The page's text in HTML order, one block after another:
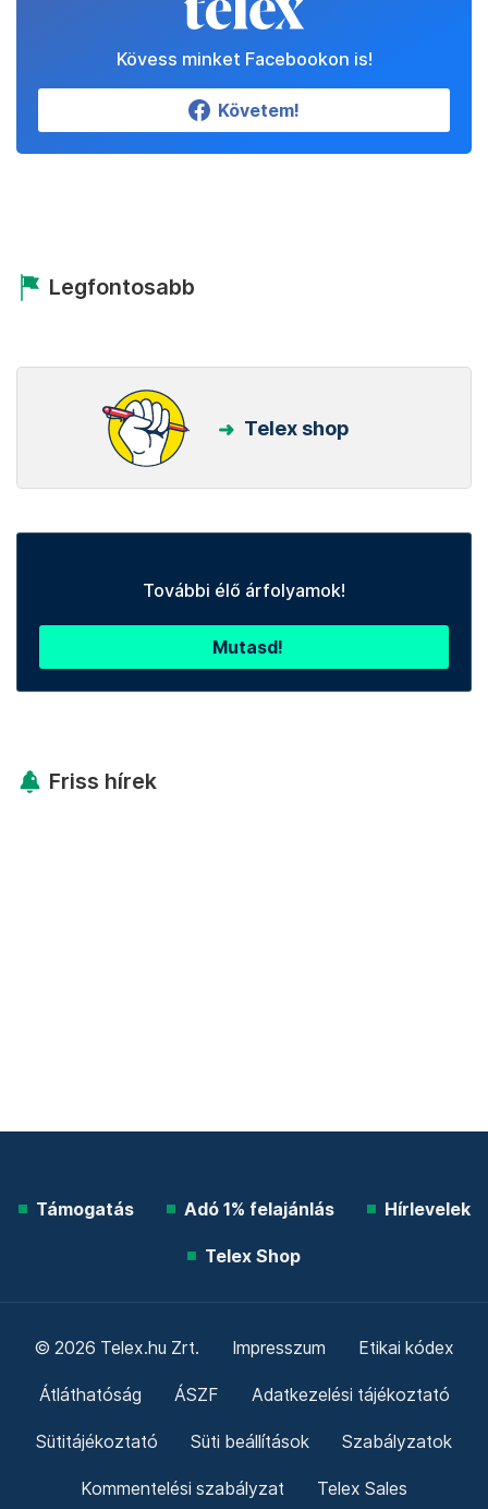
Kövess minket Facebookon is!
Követem!
Legfontosabb
Telex shop
További élő árfolyamok!
Mutasd!
Friss hírek
Támogatás Adó 1% felajánlás Hírlevelek
Telex Shop
© 2026 Telex.hu Zrt. Impresszum Etikai kódex
Átláthatóság ÁSZF Adatkezelési tájékoztató
Sütitájékoztató Süti beállítások Szabályzatok
Kommentelési szabályzat Telex Sales